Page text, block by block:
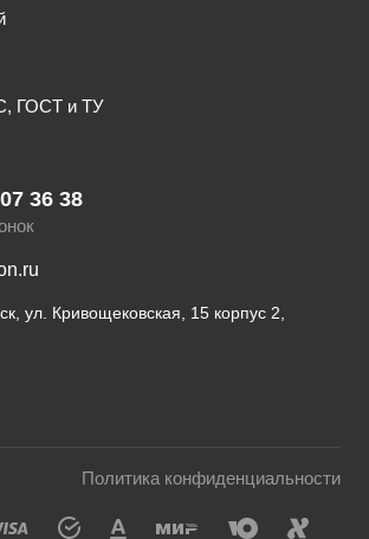
ГОСТ и ТУ
36 38
ул. Кривощековская, 15 корпус 2,
Политика конфиденциальности